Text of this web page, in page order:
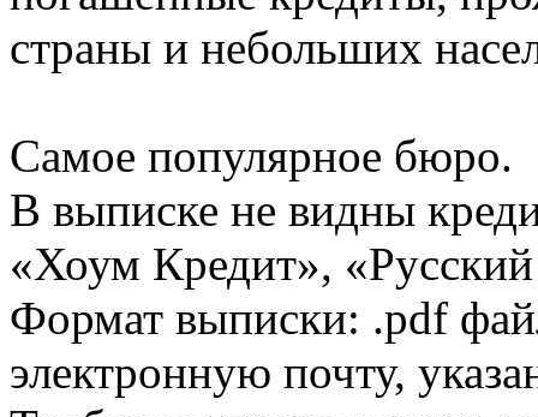
страны и небольших
Самое популярное бюро.
В выписке не видны
«Хоум Кредит»,
Формат выписки: .pdf
электронную почту,